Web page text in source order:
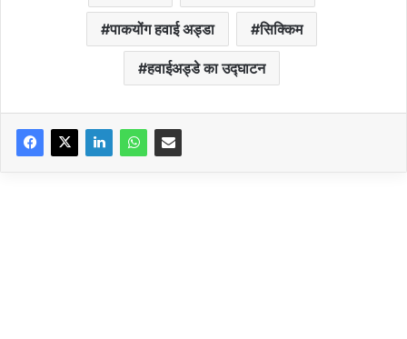
पाकयोंग हवाई अड्डा सिक्किम
हवाईअड्डे का उद्घाटन